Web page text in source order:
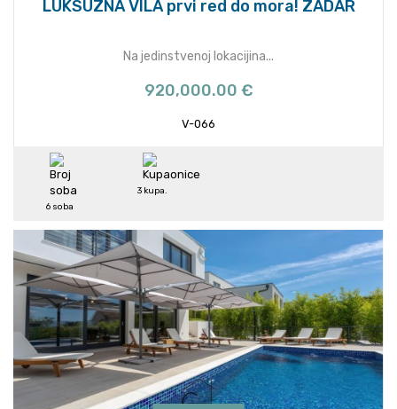
LUKSUZNA VILA prvi red do mora! ZADAR
Na jedinstvenoj lokacijina...
920,000.00 €
V-066
6 soba
3 kupa.